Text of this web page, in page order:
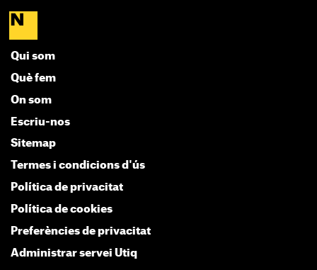
Qui som
Què fem
On som
Escriu-nos
Sitemap
Termes i condicions d'ús
Política de privacitat
Política de cookies
Preferències de privacitat
Administrar servei Utiq